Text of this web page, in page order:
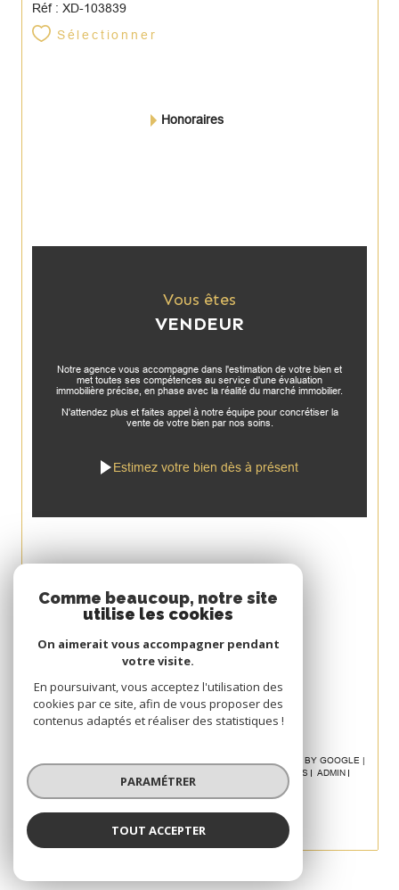
Réf : XD-103839
Sélectionner
Honoraires
Vous êtes
VENDEUR
Notre agence vous accompagne dans l'estimation de votre bien et
met toutes ses compétences au service d'une évaluation
immobilière précise, en phase avec la réalité du marché immobilier.
N'attendez plus et faites appel à notre équipe pour concrétiser la
vente de votre bien par nos soins.
Estimez votre bien dès à présent
Espace
PROPRIÉTAIRE
Se connecter
Avis
CLIENT
© 2026 | TOUS DROITS RÉSERVÉS | TRADUCTION POWERED BY GOOGLE |
MENTIONS LÉGALES
ADMIN
POLITIQUE RGPD
Comme beaucoup, notre site
utilise les cookies
On aimerait vous accompagner pendant
votre visite.
En poursuivant, vous acceptez l'utilisation des
cookies par ce site, afin de vous proposer des
contenus adaptés et réaliser des statistiques !
PARAMÉTRER
TOUT ACCEPTER